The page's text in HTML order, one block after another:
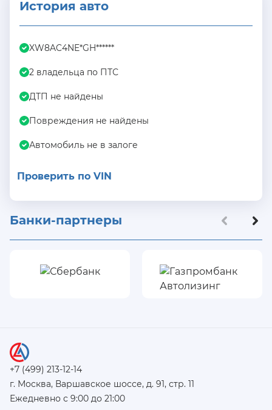
История авто
XW8AC4NE*GH******
2 владельца по ПТС
ДТП не найдены
Повреждения не найдены
Автомобиль не в залоге
Проверить по VIN
Банки-партнеры
+7 (499) 213-12-14
г. Москва, Варшавское шоссе, д. 91, стр. 11
Ежедневно с 9:00 до 21:00